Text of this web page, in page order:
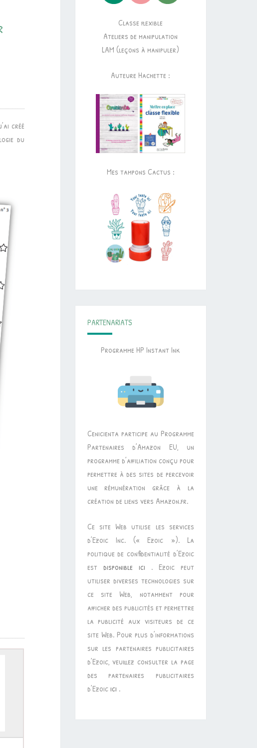
créé
du
Classe flexible
Ateliers de manipulation
LAM (leçons à manipuler)
Auteure Hachette :
Mes tampons Cactus :
PARTENARIATS
Programme HP Instant Ink
Cenicienta participe au Programme
Partenaires d’Amazon EU, un
programme d’affiliation conçu pour
permettre à des sites de percevoir
une rémunération grâce à la
création de liens vers Amazon.fr.
Ce site Web utilise les services
d’Ezoic Inc. (« Ezoic »). La
politique de confidentialité d’Ezoic
est disponible ici . Ezoic peut
utiliser diverses technologies sur
ce site Web, notamment pour
afficher des publicités et permettre
la publicité aux visiteurs de ce
site Web. Pour plus d’informations
sur les partenaires publicitaires
d’Ezoic, veuillez consulter la page
des partenaires publicitaires
d’Ezoic ici .